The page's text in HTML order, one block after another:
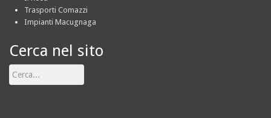
Trasporti Comazzi
Impianti Macugnaga
Cerca nel sito
Cerca...